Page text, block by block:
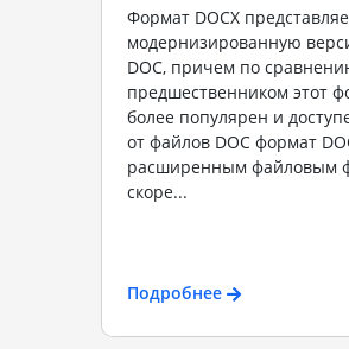
Формат DOCX
модернизированную
DOC, причем по
предшественником этот
более популярен и
от файлов DOC формат
расширенным файловым
скоре...
Подробнее